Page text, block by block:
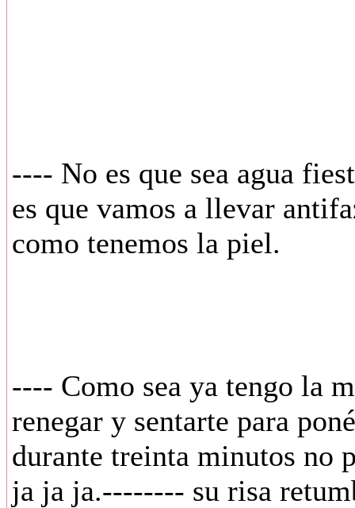
---- No es que sea agua
es que vamos a llevar
como tenemos la piel.
---- Como sea ya tengo la
renegar y sentarte para
durante treinta minutos no
ja ja ja.-------- su risa